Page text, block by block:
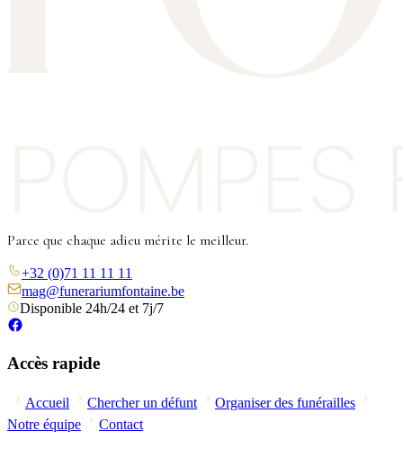
Parce que chaque adieu mérite le meilleur.
+32 (0)71 11 11 11
mag@funerariumfontaine.be
Disponible 24h/24 et 7j/7
Accès rapide
Accueil Chercher un défunt
Organiser des funérailles
Notre équipe
Contact